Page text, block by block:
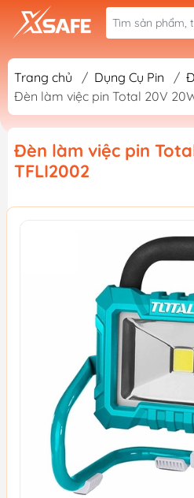
Trang chủ / Dụng Cụ Pin /
Đèn làm việc pin Total 20V
Đèn làm việc pin
TFLI2002